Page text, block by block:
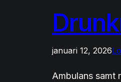
januari 12, 2026
Ambulans samt